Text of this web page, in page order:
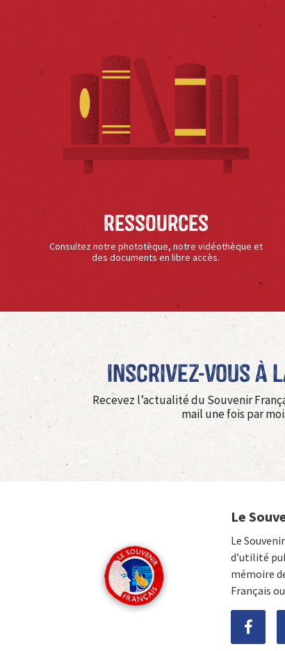
Ressources
Consultez notre phototèque, notre vidéothèque et
des documents en libre accès.
Inscrivez-vous à
Recevez l’actualité du Souvenir
mail une fois par
Le
Le
d’utilité
mémoire
Français